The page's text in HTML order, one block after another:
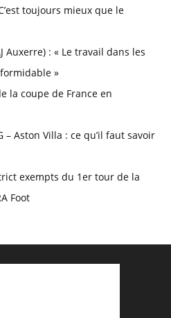
toujours mieux que le
Auxerre) : « Le travail dans les
»
la coupe de France en
– Aston Villa : ce qu’il faut savoir
exempts du 1er tour de la
Foot